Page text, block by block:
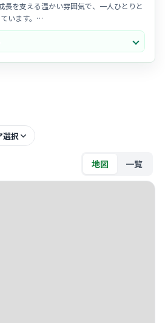
長を支える温かい雰囲気で、一人ひとりと
います。
抜群で、困ったときもすぐに相談し合える
く、優しさと笑顔にあふれた穏やかな時間
選択
地図 一覧